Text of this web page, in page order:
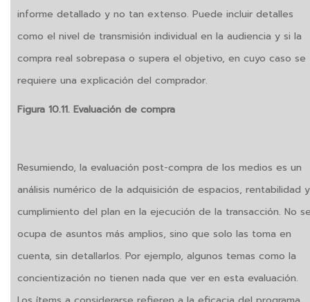
informe detallado y no tan extenso. Puede incluir detalles
como el nivel de transmisión individual en la audiencia y si la
compra real sobrepasa o supera el objetivo, en cuyo caso se
requiere una explicación del comprador.
Figura 10.11. Evaluación de compra
Resumiendo, la evaluación post-compra de los medios es un
análisis numérico de la adquisición de espacios, rentabilidad y
cumplimiento del plan en la ejecución de la transacción. No
ocupa de asuntos más amplios, sino que solo las toma en
cuenta, sin detallarlos. Por ejemplo, algunos temas como la
concientización no tienen nada que ver en esta evaluación.